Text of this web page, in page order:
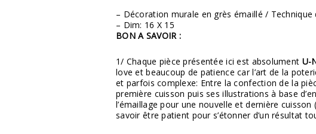
– Décoration murale en grès émaillé /
– Dim: 16 X 15
BON A SAVOIR :
1/ Chaque pièce présentée ici est absolument U-
love et beaucoup de patience car l’art de la
et parfois complexe: Entre la confection de la
première cuisson puis ses illustrations à base
l’émaillage pour une nouvelle et dernière
savoir être patient pour s’étonner d’un résultat